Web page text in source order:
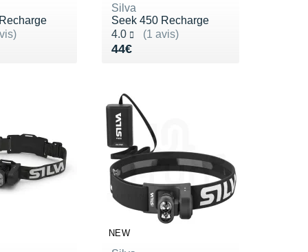
5
Silva
Seek 450 Recharge
4.0
(1 avis)
Noté 4.0 sur 5
44€
Vendu 44€
NEW